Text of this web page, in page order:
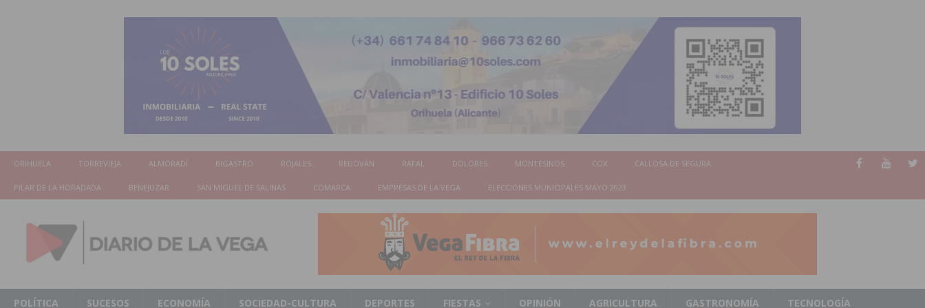
ORIHUELA TORREVIEJA ALMORADÍ BIGASTRO ROJALES REDOVÁN RAFAL DOLORES MONTESINOS COX CALLOSA DE SEGURA
PILAR DE LA HORADADA BENEJUZAR SAN MIGUEL DE SALINAS COMARCA EMPRESAS DE LA VEGA ELECCIONES MUNICIPALES MAYO 2023
POLÍTICA SUCESOS ECONOMÍA SOCIEDAD-CULTURA DEPORTES FIESTAS OPINIÓN AGRICULTURA GASTRONOMÍA TECNOLOGÍA